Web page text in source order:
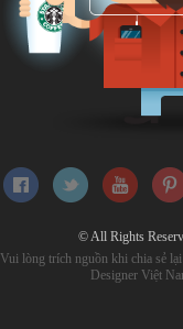
© All Rights
Vui lòng trích nguồn khi chia sẻ
Designer Việt